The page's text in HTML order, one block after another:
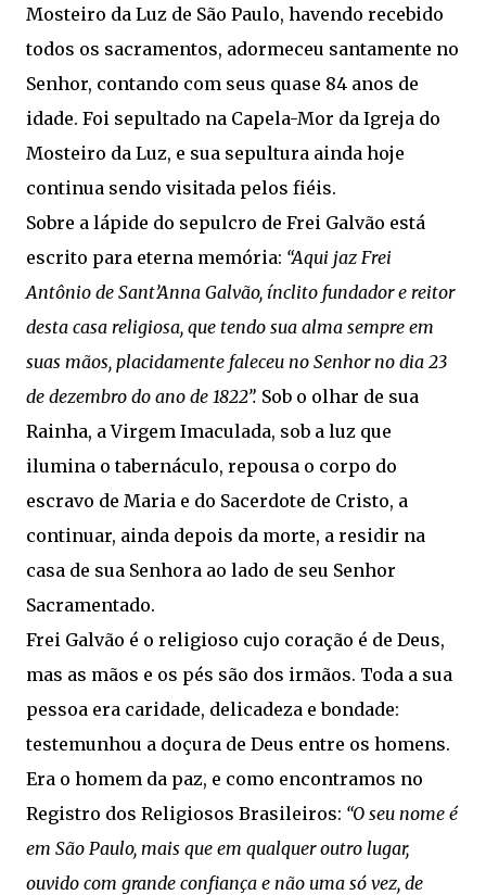
Mosteiro da Luz de São Paulo, havendo recebido
todos os sacramentos, adormeceu santamente no
Senhor, contando com seus quase 84 anos de
idade. Foi sepultado na Capela-Mor da Igreja do
Mosteiro da Luz, e sua sepultura ainda hoje
continua sendo visitada pelos fiéis.
Sobre a lápide do sepulcro de Frei Galvão está
escrito para eterna memória: “Aqui jaz Frei
Antônio de Sant’Anna Galvão, ínclito fundador e reitor
desta casa religiosa, que tendo sua alma sempre em
suas mãos, placidamente faleceu no Senhor no dia 23
de dezembro do ano de 1822”. Sob o olhar de sua
Rainha, a Virgem Imaculada, sob a luz que
ilumina o tabernáculo, repousa o corpo do
escravo de Maria e do Sacerdote de Cristo, a
continuar, ainda depois da morte, a residir na
casa de sua Senhora ao lado de seu Senhor
Sacramentado.
Frei Galvão é o religioso cujo coração é de Deus,
mas as mãos e os pés são dos irmãos. Toda a sua
pessoa era caridade, delicadeza e bondade:
testemunhou a doçura de Deus entre os homens.
Era o homem da paz, e como encontramos no
Registro dos Religiosos Brasileiros: “O seu nome é
em São Paulo, mais que em qualquer outro lugar,
ouvido com grande confiança e não uma só vez, de